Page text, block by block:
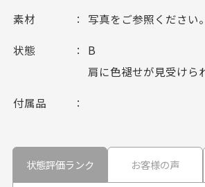
素材 写真をご参照ください。
状態
B
肩に色褪せが見受けら
付属品
状態評価ランク お客様の声